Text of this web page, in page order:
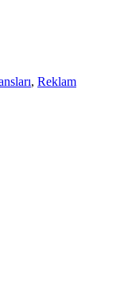
, Reklam